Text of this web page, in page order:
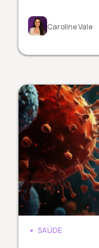
Caroline Vale
SAÚDE